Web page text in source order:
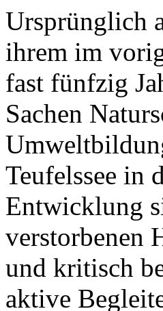
Ursprünglich
ihrem im
fast fünfzig
Sachen
Teufelssee in
Entwicklung
verstorbenen
und kritisch
aktive